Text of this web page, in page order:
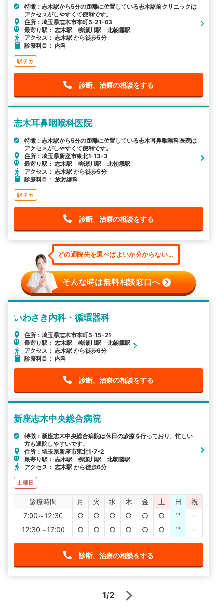
特徴：志木駅から5分の距離に位置している志木駅前クリニックは
アクセスがしやすくて便利です。
住所：埼玉県志木市本町5-21-63
最寄り駅： 志木駅 柳瀬川駅 北朝霞駅
アクセス： 志木駅 から徒歩5分
診療科目： 内科
駅チカ
診断、治療の相談をする
志木耳鼻咽喉科医院
特徴：志木駅から5分の距離に位置している志木耳鼻咽喉科医院は
アクセスがしやすくて便利です。
住所：埼玉県新座市東北1-13-3
最寄り駅： 志木駅 柳瀬川駅 北朝霞駅
アクセス： 志木駅 から徒歩5分
診療科目： 放射線科
駅チカ
診断、治療の相談をする
どの通院先を選べばよいか分からない...
そんな時は無料相談窓口へ
いわさき内科・循環器科
住所：埼玉県志木市本町5-15-21
最寄り駅： 志木駅 柳瀬川駅 北朝霞駅
アクセス： 志木駅 から徒歩6分
診療科目： 内科
診断、治療の相談をする
新座志木中央総合病院
特徴：新座志木中央総合病院は休日の診療を行っており、忙しい
方も通院しやすいです。
住所：埼玉県新座市東北1-7-2
最寄り駅： 志木駅 柳瀬川駅 北朝霞駅
アクセス： 志木駅 から徒歩6分
土曜日
診療時間 月 火 水 木 金 土 日
祝
7:00～12:30
○ ○ ○ ○ ○ ○ ℡
-
12:30～17:00
○ ○ ○ ○ ○ ○ ℡ -
診断、治療の相談をする
1/2